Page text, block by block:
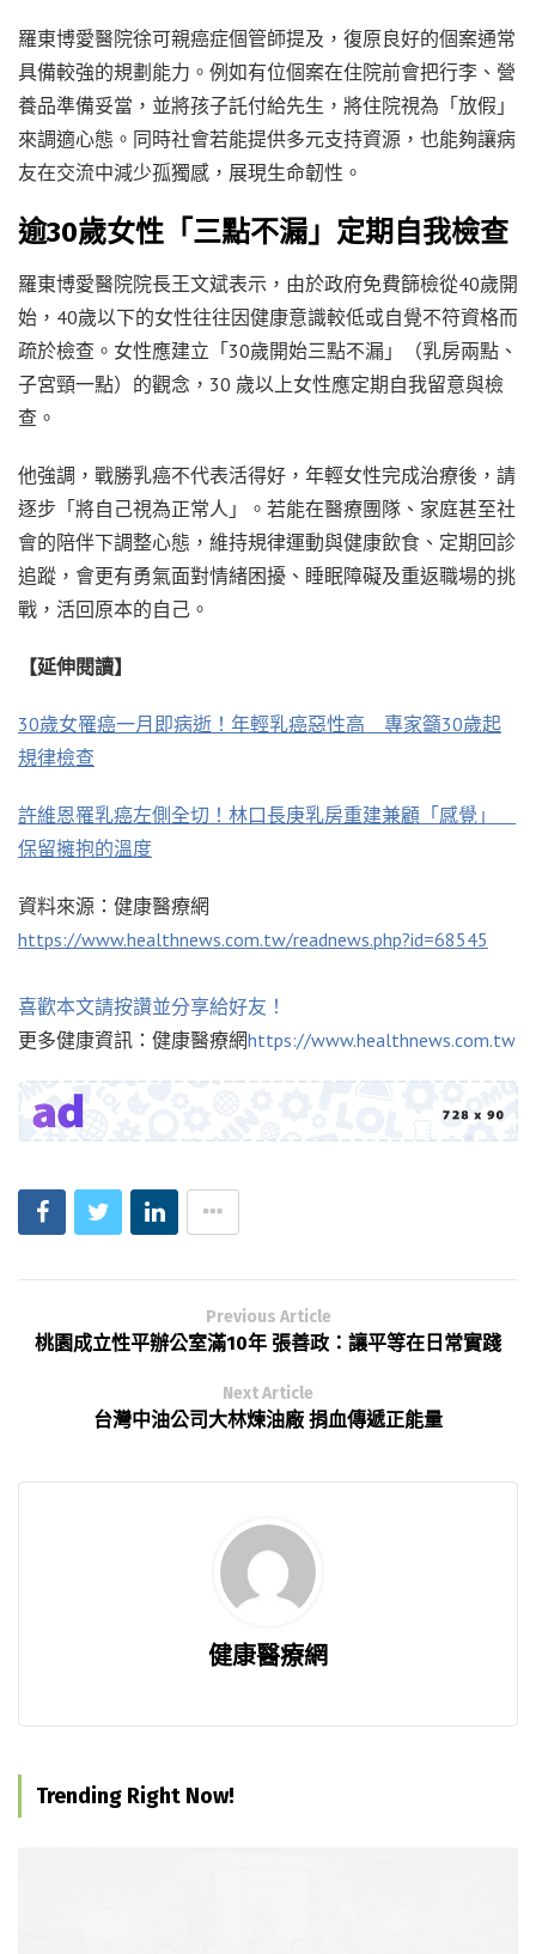
羅東博愛醫院徐可親癌症個管師提及，復原良好的個案通常
具備較強的規劃能力。例如有位個案在住院前會把行李、營
養品準備妥當，並將孩子託付給先生，將住院視為「放假」
來調適心態。同時社會若能提供多元支持資源，也能夠讓病
友在交流中減少孤獨感，展現生命韌性。
逾30歲女性「三點不漏」定期自我檢查
羅東博愛醫院院長王文斌表示，由於政府免費篩檢從40歲開
始，40歲以下的女性往往因健康意識較低或自覺不符資格而
疏於檢查。女性應建立「30歲開始三點不漏」（乳房兩點、
子宮頸一點）的觀念，30 歲以上女性應定期自我留意與檢
查。
他強調，戰勝乳癌不代表活得好，年輕女性完成治療後，請
逐步「將自己視為正常人」。若能在醫療團隊、家庭甚至社
會的陪伴下調整心態，維持規律運動與健康飲食、定期回診
追蹤，會更有勇氣面對情緒困擾、睡眠障礙及重返職場的挑
戰，活回原本的自己。
【延伸閱讀】
30歲女罹癌一月即病逝！年輕乳癌惡性高 專家籲30歲起
規律檢查
許維恩罹乳癌左側全切！林口長庚乳房重建兼顧「感覺」
保留擁抱的溫度
資料來源：健康醫療網
https://www.healthnews.com.tw/readnews.php?id=68545
喜歡本文請按讚並分享給好友！
更多健康資訊：健康醫療網https://www.healthnews.com.tw
Previous Article
桃園成立性平辦公室滿10年 張善政：讓平等在日常實踐
Next Article
台灣中油公司大林煉油廠 捐血傳遞正能量
健康醫療網
Trending Right Now!